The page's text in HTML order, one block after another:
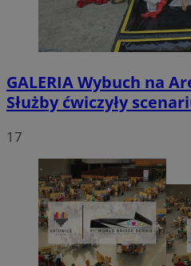
GALERIAWybuch na
Służby ćwiczyły
17